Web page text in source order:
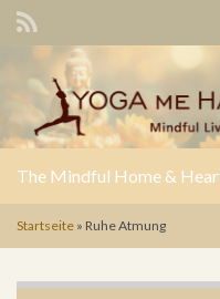
Search for:
The Mindful Home &
Startseite » Ruhe Atmung